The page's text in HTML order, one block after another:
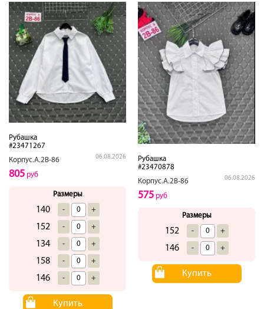
Рубашка
#23471267
Корпус.А.2В-86
06.08.2026
805 руб
Размеры
140 - +
152 - +
134 - +
158 - +
146 - +
Купить
Рубашка
#23470878
Корпус.А.2В-86
06.08.2026
575 руб
Размеры
152 - +
146 - +
Купить